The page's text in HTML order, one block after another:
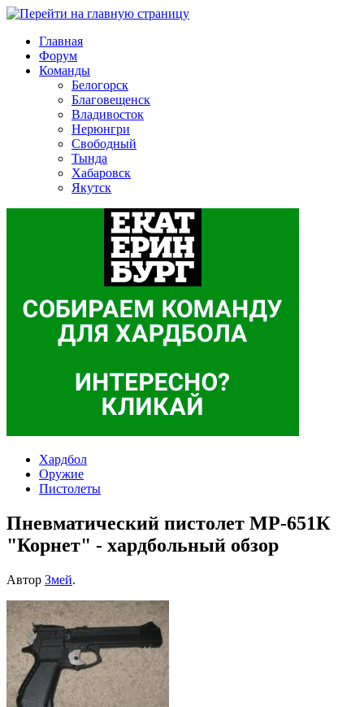
Главная
Форум
Команды
Белогорск
Благовещенск
Владивосток
Нерюнгри
Свободный
Тында
Хабаровск
Якутск
Хардбол
Оружие
Пистолеты
Пневматический пистолет МР-651К
"Корнет" - хардбольный обзор
Автор Змей.